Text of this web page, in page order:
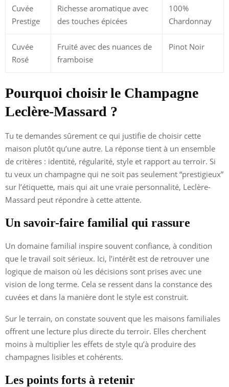
Cuvée
Prestige
Richesse aromatique avec
des touches épicées
100%
Chardonnay
Cuvée
Rosé
Fruité avec des nuances de
framboise
Pinot Noir
Pourquoi choisir le Champagne
Leclère-Massard ?
Tu te demandes sûrement ce qui justifie de choisir cette
maison plutôt qu’une autre. La réponse tient à un ensemble
de critères : identité, régularité, style et rapport au terroir. Si
tu veux un champagne qui ne soit pas seulement “prestigieux”
sur l’étiquette, mais qui ait une vraie personnalité, Leclère-
Massard peut répondre à cette attente.
Un savoir-faire familial qui rassure
Un domaine familial inspire souvent confiance, à condition
que le travail soit sérieux. Ici, l’intérêt est de retrouver une
logique de maison où les décisions sont prises avec une
vision de long terme. Cela se ressent dans la constance des
cuvées et dans la manière dont le style est construit.
Sur le terrain, on constate souvent que les maisons familiales
offrent une lecture plus directe du terroir. Elles cherchent
moins à multiplier les effets de style qu’à produire des
champagnes lisibles et cohérents.
Les points forts à retenir